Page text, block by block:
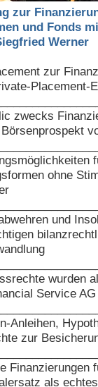
zur
und Fonds
Werner
zur
Placement-
zwecks
ohne
und
wurden
Service
Anleihen,
zur
Finanzierungen
als